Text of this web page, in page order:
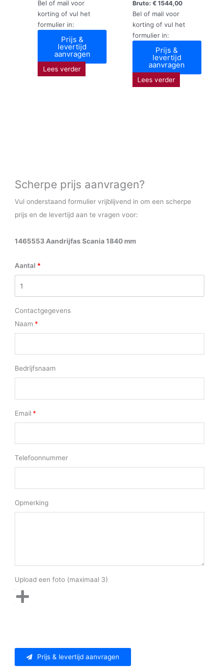
Bel of mail voor
korting of vul het
formulier in:
Prijs &
levertijd
aanvragen
Lees verder
Bruto: €1544,00
Bel of mail voor
korting of vul het
formulier in:
Prijs &
levertijd
aanvragen
Lees verder
Scherpe prijs aanvragen?
Vul onderstaand formulier vrijblijvend in om een scherpe
prijs en de levertijd aan te vragen voor:
1465553 Aandrijfas Scania 1840 mm
Aantal
Contactgegevens
Naam
Bedrijfsnaam
Email
Telefoonnummer
Opmerking
Upload een foto (maximaal 3)
Prijs & levertijd aanvragen